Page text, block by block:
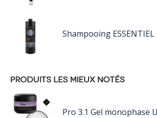
PRODUITS LES MIEUX NOTÉS